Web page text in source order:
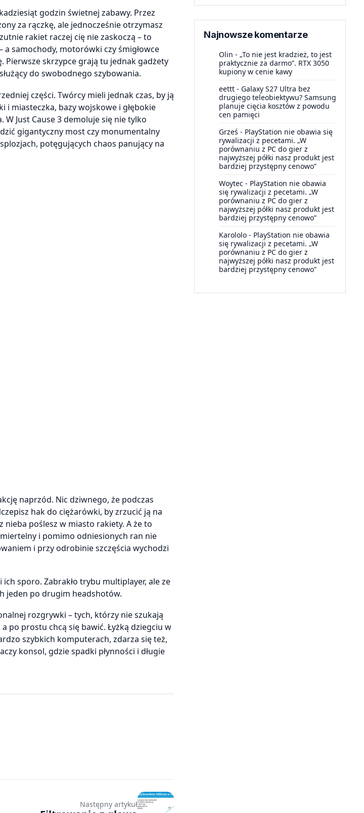
godzin świetnej zabawy. Przez
za rączkę, ale jednocześnie otrzymasz
rakiet raczej cię nie zaskoczą – to
samochody, motorówki czy śmigłowce
Pierwsze skrzypce grają tu jednak gadżety
do swobodnego szybowania.
części. Twórcy mieli jednak czas, by ją
i miasteczka, bazy wojskowe i głębokie
Just Cause 3 demoluje się nie tylko
gigantyczny most czy monumentalny
potęgujących chaos panujący na
naprzód. Nic dziwnego, że podczas
hak do ciężarówki, by zrzucić ją na
poślesz w miasto rakiety. A że to
i pomimo odniesionych ran nie
i przy odrobinie szczęścia wychodzi
sporo. Zabrakło trybu multiplayer, ale ze
jeden po drugim headshotów.
rozgrywki – tych, którzy nie szukają
po prostu chcą się bawić. Łyżką dziegciu w
szybkich komputerach, zdarza się też,
konsol, gdzie spadki płynności i długie
Najnowsze komentarze
Olin - „To nie jest kradzież, to jest
praktycznie za darmo”. RTX 3050
kupiony w cenie kawy
eettt - Galaxy S27 Ultra bez
drugiego teleobiektywu? Samsung
planuje cięcia kosztów z powodu
cen pamięci
Grześ - PlayStation nie obawia się
rywalizacji z pecetami. „W
porównaniu z PC do gier z
najwyższej półki nasz produkt jest
bardziej przystępny cenowo”
Woytec - PlayStation nie obawia
się rywalizacji z pecetami. „W
porównaniu z PC do gier z
najwyższej półki nasz produkt jest
bardziej przystępny cenowo”
Karololo - PlayStation nie obawia
się rywalizacji z pecetami. „W
porównaniu z PC do gier z
najwyższej półki nasz produkt jest
bardziej przystępny cenowo”
Następny artykuł